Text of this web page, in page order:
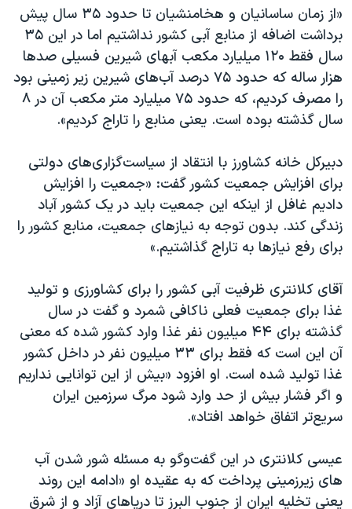
«از زمان ساسانیان و هخامنشیان تا حدود ۳۵ سال پیش
برداشت اضافه از منابع آبی کشور نداشتیم اما در این ۳۵
سال فقط ۱۲۰ میلیارد مکعب آبهای شیرین فسیلی صدها
هزار ساله که حدود ۷۵ درصد آب‌های شیرین زیر زمینی بود
را مصرف کردیم، که حدود ۷۵ میلیارد متر مکعب آن در ۸
سال گذشته بوده است. یعنی منابع را تاراج کردیم».
دبیرکل خانه کشاورز با انتقاد از سیاست‌گزاری‌های دولتی
برای افزایش جمعیت کشور گفت: «جمعیت را افزایش
دادیم غافل از اینکه این جمعیت باید در یک کشور آباد
زندگی کند. بدون توجه به نیازهای جمعیت، منابع کشور را
برای رفع نیازها به تاراج گذاشتیم.»
آقای کلانتری ظرفیت آبی کشور را برای کشاورزی و تولید
غذا برای جمعیت فعلی ناکافی شمرد و گفت در سال
گذشته برای ۴۴ میلیون نفر غذا وارد کشور شده که معنی
آن این است که فقط برای ۳۳ میلیون نفر در داخل کشور
غذا تولید شده است. او افزود «بیش از این توانایی نداریم
و اگر فشار بیش از حد وارد شود مرگ سرزمین ایران
سریع‌تر اتفاق خواهد افتاد».
عیسی کلانتری در این گفت‌وگو به مسئله شور شدن آب
های زیرزمینی پرداخت که به عقیده او «ادامه این روند
یعنی تخلیه ایران از جنوب البرز تا دریاهای آزاد و از شرق